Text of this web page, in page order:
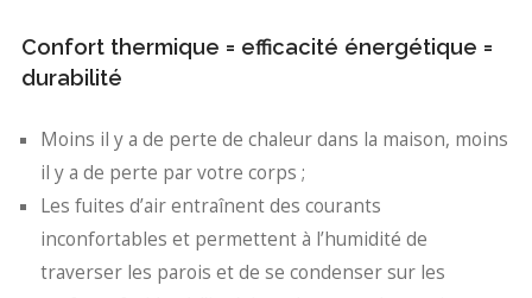
Confort thermique = efficacité énergétique =
durabilité
Moins il y a de perte de chaleur dans la maison, moins
il y a de perte par votre corps ;
Les fuites d’air entraînent des courants
inconfortables et permettent à l’humidité de
traverser les parois et de se condenser sur les